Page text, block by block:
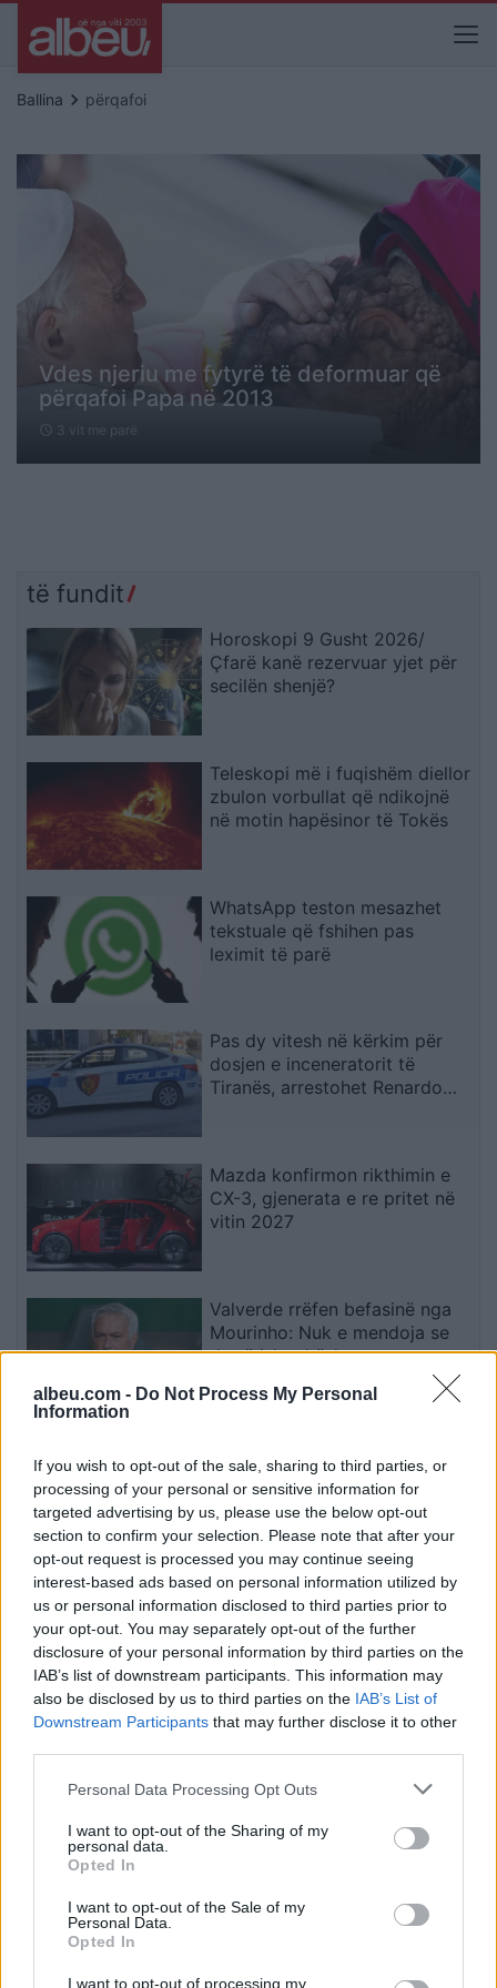
albeu.com - Do Not Process My Personal
Information
If you wish to opt-out of the sale, sharing to third parties, or
processing of your personal or sensitive information for
targeted advertising by us, please use the below opt-out
section to confirm your selection. Please note that after your
opt-out request is processed you may continue seeing
interest-based ads based on personal information utilized by
us or personal information disclosed to third parties prior to
your opt-out. You may separately opt-out of the further
disclosure of your personal information by third parties on the
IAB’s list of downstream participants. This information may
also be disclosed by us to third parties on the IAB’s List of
Downstream Participants that may further disclose it to other
Personal Data Processing Opt Outs
I want to opt-out of the Sharing of my
personal data.
Opted In
I want to opt-out of the Sale of my
Personal Data.
Opted In
I want to opt-out of processing my
Ballina keyboard_arrow_right përqafoi
Vdes njeriu me fytyrë të deformuar që
përqafoi Papa në 2013
schedule 3 vit me parë
të fundit
Horoskopi 9 Gusht 2026/
Çfarë kanë rezervuar yjet për
secilën shenjë?
Teleskopi më i fuqishëm diellor
zbulon vorbullat që ndikojnë
në motin hapësinor të Tokës
WhatsApp teston mesazhet
tekstuale që fshihen pas
leximit të parë
Pas dy vitesh në kërkim për
dosjen e inceneratorit të
Tiranës, arrestohet Renardo
Mazda konfirmon rikthimin e
CX-3, gjenerata e re pritet në
vitin 2027
Valverde rrëfen befasinë nga
Mourinho: Nuk e mendoja se
do të ishte kështu
ndezi zjarr për të djegur barin
dhe flakët u përhapën drejt
malit
Esim for Global|Esim for Europe|
Esim for Caribbean